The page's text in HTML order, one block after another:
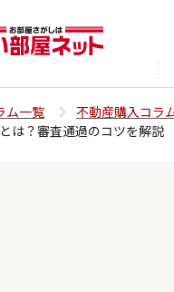
ム一覧
不動産購入コラ
は？審査通過のコツを解説